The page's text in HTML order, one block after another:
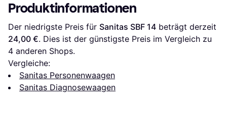
Produktinformationen
Der niedrigste Preis für Sanitas SBF 14
24,00 €
4 anderen Shops.
Vergleiche:
Sanitas Personenwaagen
Sanitas Diagnosewaagen